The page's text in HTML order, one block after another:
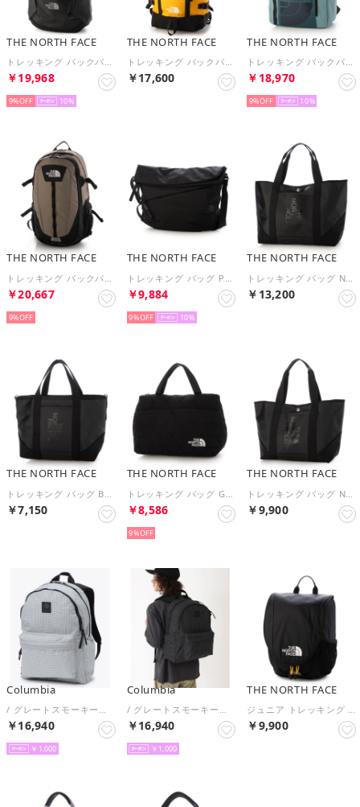
THE NORTH FACE
トレッキング バックパック FB Pro LiteFBプロライト NM82554 （ブラック）
￥19,968
9% 10
THE NORTH FACE
トレッキング バックパック Klettersacクレッターサック NM82551 （サミットゴールド）
￥17,600
THE NORTH FACE
トレッキング バックパック BC Fuse Box II_BCヒューズボックス2 NM82255 （スペース×ブルーエクリプス）
￥18,970
9% 10
THE NORTH FACE
￥20,667
9%
THE NORTH FACE
￥9,884
9% 10
THE NORTH FACE
￥13,200
THE NORTH FACE
￥7,150
THE NORTH FACE
￥8,586
9%
THE NORTH FACE
￥9,900
Columbia
/ グレートスモーキーガーデンEXデイパック /（Grey Ice）
￥16,940
￥1,000
Columbia
/ グレートスモーキーガーデンEXデイパック /（Black）
￥16,940
￥1,000
THE NORTH FACE
ジュニア トレッキング バックパック K Yippee Pack_キッズ イッピーパック NMJ72550 （ブラック）
￥9,900